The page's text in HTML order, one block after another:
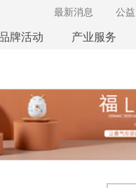
最新消息 公益
牌活动 产业服务